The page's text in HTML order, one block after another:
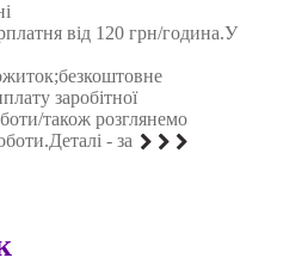
від 120 грн/година.У
заробітної
також розглянемо
- за